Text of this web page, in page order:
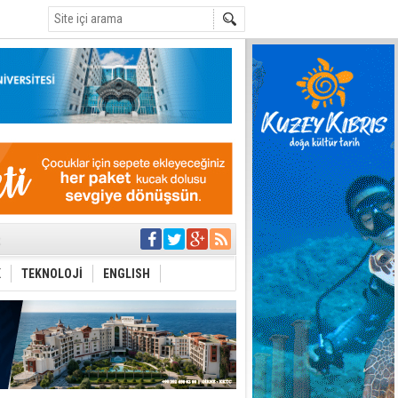
kalınmaması
yönetim
arasında
Yasası
TEKNOLOJİ ENGLISH